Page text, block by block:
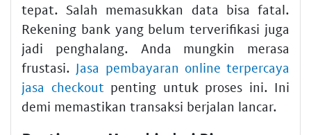
tepat. Salah memasukkan data bisa fatal.
Rekening bank yang belum terverifikasi juga
jadi penghalang. Anda mungkin merasa
frustasi. Jasa pembayaran online terpercaya
jasa checkout penting untuk proses ini. Ini
demi memastikan transaksi berjalan lancar.